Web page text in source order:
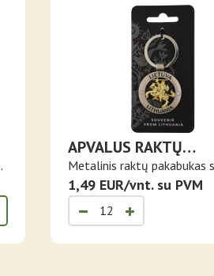
APVALUS RAKTŲ
PAKABUKAS SU
UŽRAŠU LIETUVA
Metalinis raktų pakabukas
vid..
1,49 EUR/vnt. su PVM